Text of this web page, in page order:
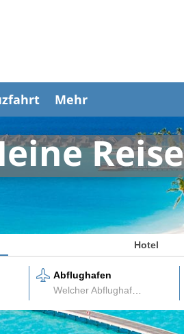
Mehr
Hotel
Abflughafen